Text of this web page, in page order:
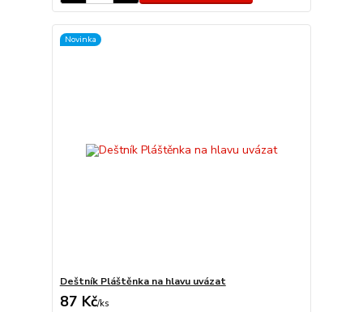
Novinka
Deštník Pláštěnka na hlavu uvázat
87 Kč/ks